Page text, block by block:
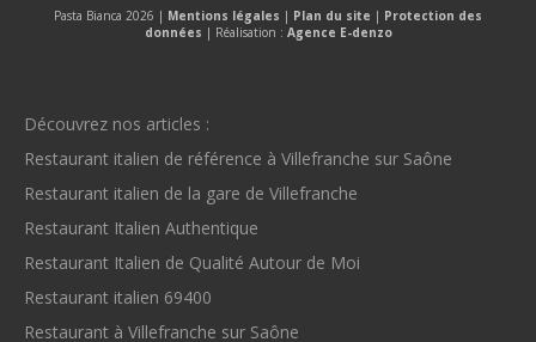
Pasta Bianca 2026 | Mentions légales | Plan du site | Protection des
données | Réalisation : Agence E-denzo
Découvrez nos articles :
Restaurant italien de référence à Villefranche sur Saône
Restaurant italien de la gare de Villefranche
Restaurant Italien Authentique
Restaurant Italien de Qualité Autour de Moi
Restaurant italien 69400
Restaurant à Villefranche sur Saône